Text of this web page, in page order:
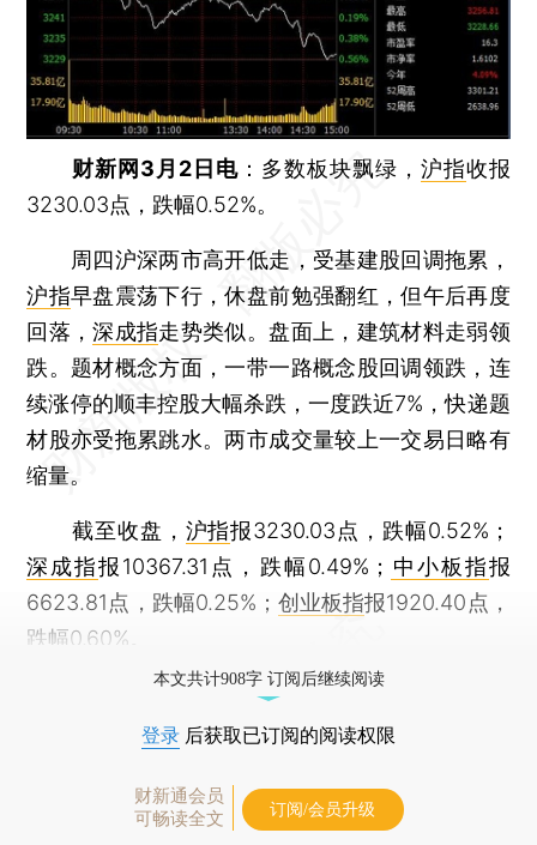
财新网3月2日电 ：多数板块飘绿， 沪指收报
3230.03点，跌幅0.52%。
周四沪深两市高开低走，受基建股回调拖累，
沪指早盘震荡下行，休盘前勉强翻红，但午后再度
回落，深成指走势类似。盘面上，建筑材料走弱领
跌。题材概念方面，一带一路概念股回调领跌，连
续涨停的顺丰控股大幅杀跌，一度跌近7%，快递题
材股亦受拖累跳水。两市成交量较上一交易日略有
缩量。
截至收盘， 沪指报3230.03点，跌幅0.52%；
深成指报10367.31点，跌幅0.49%； 中小板指报
6623.81点，跌幅0.25%； 创业板指报1920.40点，
跌幅0.60%。
本文共计908字 订阅后继续阅读
登录 后获取已订阅的阅读权限
财新通会员
可畅读全文
订阅/会员升级